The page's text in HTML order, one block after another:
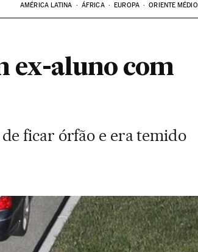
AMÉRICA LATINA ÁFRICA EUROPA ORIENTE MÉDIO
ex-aluno com
ficar órfão e era temido